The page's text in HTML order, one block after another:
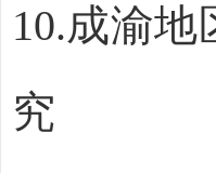
10.成渝地
究